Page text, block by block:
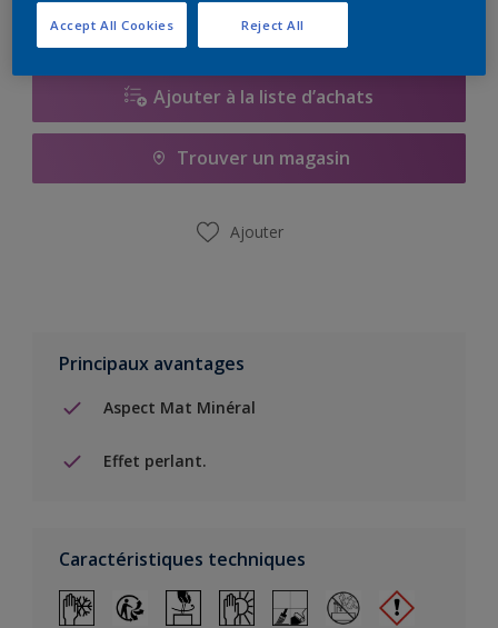
Achetez chez un revendeur
Ajouter à la liste d’achats
Trouver un magasin
Ajouter
Principaux avantages
Aspect Mat Minéral
Effet perlant.
Caractéristiques techniques
Reject All
Accept All Cookies